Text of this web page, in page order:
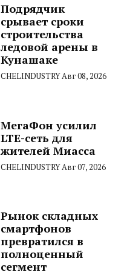
Подрядчик
срывает сроки
строительства
ледовой арены в
Кунашаке
CHELINDUSTRYАвг 08, 2026
МегаФон усилил
LTE-сеть для
жителей Миасса
CHELINDUSTRYАвг 07, 2026
Рынок складных
смартфонов
превратился в
полноценный
сегмент